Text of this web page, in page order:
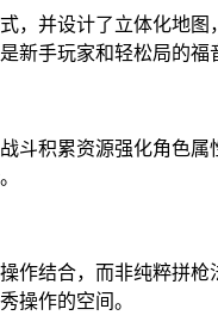
，并设计了立体化地
新手玩家和轻松局的福
斗积累资源强化角色
作结合，而非纯粹拼
操作的空间。